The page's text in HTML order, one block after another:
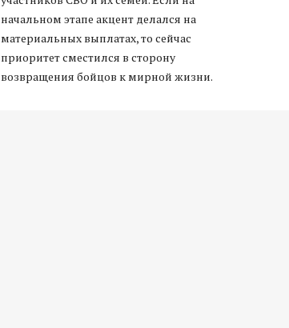
начальном этапе акцент делался на
материальных выплатах, то сейчас
приоритет сместился в сторону
возвращения бойцов к мирной жизни.